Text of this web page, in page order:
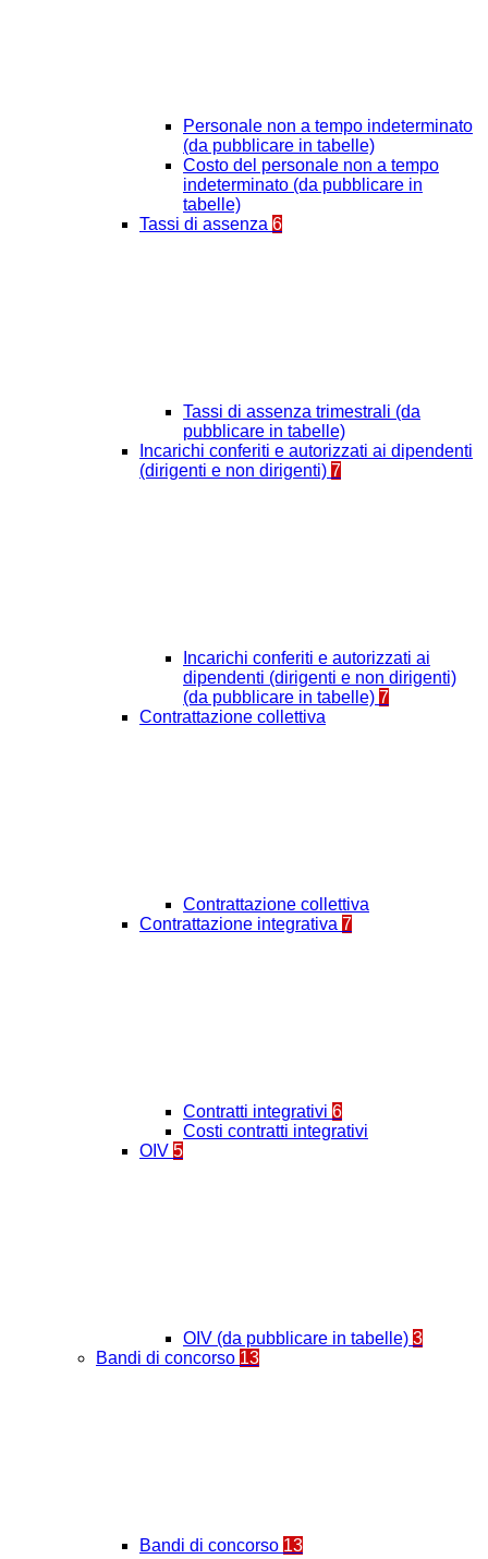
Personale non a tempo indeterminato
(da pubblicare in tabelle)
Costo del personale non a tempo
indeterminato (da pubblicare in
tabelle)
Tassi di assenza 6
Tassi di assenza trimestrali (da
pubblicare in tabelle)
Incarichi conferiti e autorizzati ai dipendenti
(dirigenti e non dirigenti) 7
Incarichi conferiti e autorizzati ai
dipendenti (dirigenti e non dirigenti)
(da pubblicare in tabelle) 7
Contrattazione collettiva
Contrattazione collettiva
Contrattazione integrativa 7
Contratti integrativi 6
Costi contratti integrativi
OIV 5
OIV (da pubblicare in tabelle) 3
Bandi di concorso 13
Bandi di concorso 13